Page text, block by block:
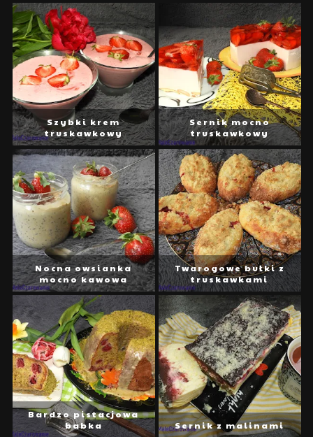
Szybki krem
truskawkowy
Sernik mocno
truskawkowy
Nocna owsianka
mocno kawowa
Twarogowe bułki z
truskawkami
Bardzo pistacjowa
babka
Sernik z malinami